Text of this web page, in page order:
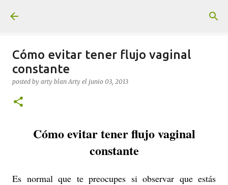
Cómo evitar tener flujo vaginal
constante
posted by arty blanArty el junio 03, 2013
Cómo evitar tener flujo vaginal
constante
Es normal que te preocupes si observar que estás